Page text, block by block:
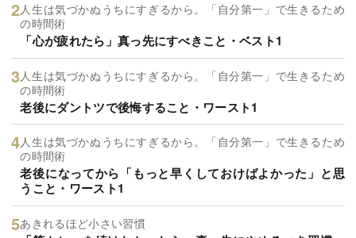
人生は気づかぬうちにすぎるから。「自分第一」で生きるため
の時間術
「心が疲れたら」真っ先にすべきこと・ベスト1
人生は気づかぬうちにすぎるから。「自分第一」で生きるため
の時間術
老後にダントツで後悔すること・ワースト1
人生は気づかぬうちにすぎるから。「自分第一」で生きるため
の時間術
老後になってから「もっと早くしておけばよかった」と思
うこと・ワースト1
あきれるほど小さい習慣